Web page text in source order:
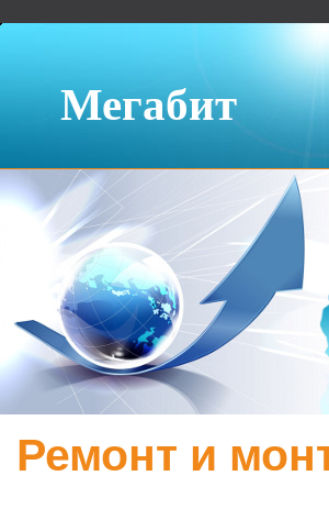
Мегабит
Ремонт и